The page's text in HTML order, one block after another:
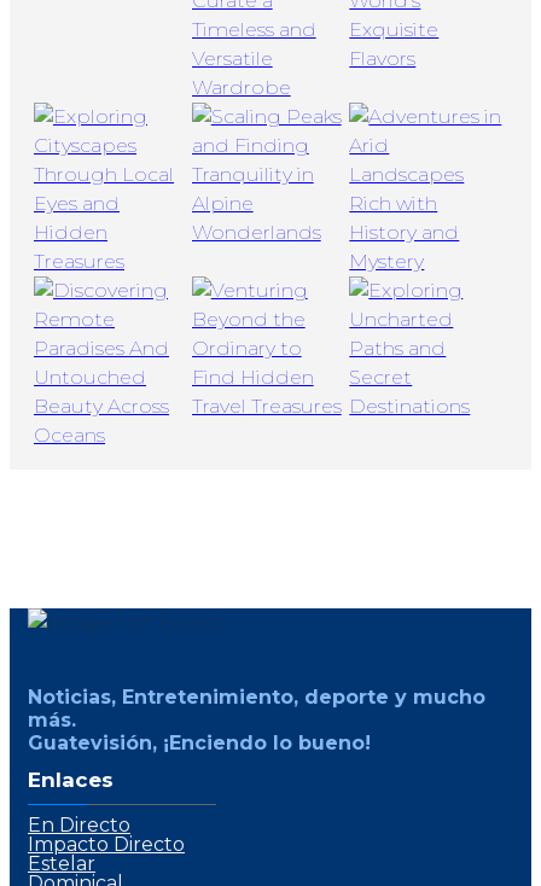
Noticias, Entretenimiento, deporte y mucho
más.
Guatevisión, ¡Enciendo lo bueno!
Enlaces
En Directo
Impacto Directo
Estelar